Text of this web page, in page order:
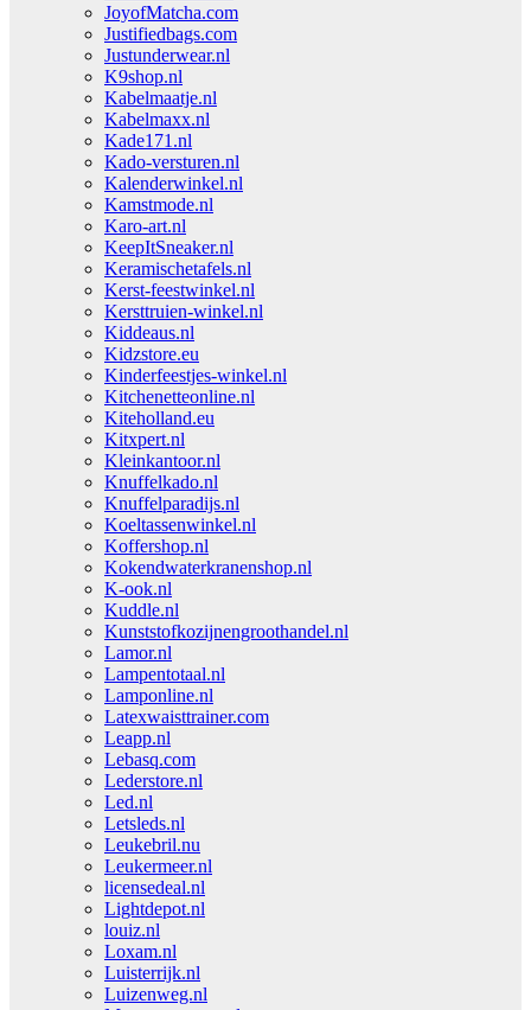
JoyofMatcha.com
Justifiedbags.com
Justunderwear.nl
K9shop.nl
Kabelmaatje.nl
Kabelmaxx.nl
Kade171.nl
Kado-versturen.nl
Kalenderwinkel.nl
Kamstmode.nl
Karo-art.nl
KeepItSneaker.nl
Keramischetafels.nl
Kerst-feestwinkel.nl
Kersttruien-winkel.nl
Kiddeaus.nl
Kidzstore.eu
Kinderfeestjes-winkel.nl
Kitchenetteonline.nl
Kiteholland.eu
Kitxpert.nl
Kleinkantoor.nl
Knuffelkado.nl
Knuffelparadijs.nl
Koeltassenwinkel.nl
Koffershop.nl
Kokendwaterkranenshop.nl
K-ook.nl
Kuddle.nl
Kunststofkozijnengroothandel.nl
Lamor.nl
Lampentotaal.nl
Lamponline.nl
Latexwaisttrainer.com
Leapp.nl
Lebasq.com
Lederstore.nl
Led.nl
Letsleds.nl
Leukebril.nu
Leukermeer.nl
licensedeal.nl
Lightdepot.nl
louiz.nl
Loxam.nl
Luisterrijk.nl
Luizenweg.nl